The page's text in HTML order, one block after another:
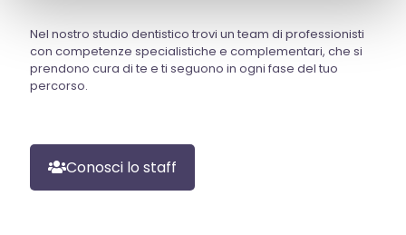
Nel nostro studio dentistico trovi un team di professionisti
con competenze specialistiche e complementari, che si
prendono cura di te e ti seguono in ogni fase del tuo
percorso.
Conosci lo staff